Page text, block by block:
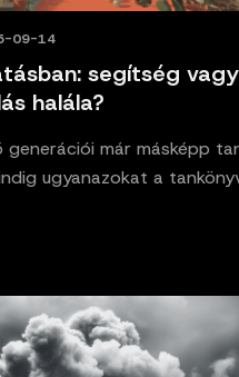
segítség
halála?
09-14
generációi már másképp
ugyanazokat a